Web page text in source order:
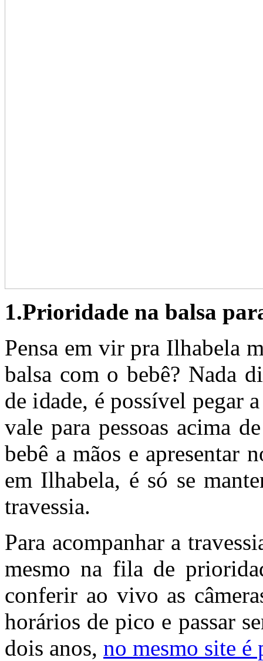
1.Prioridade na balsa
Pensa em vir pra Ilhabela
balsa com o bebê? Nada
de idade, é possível pegar
vale para pessoas acima
bebê a mãos e apresentar
em Ilhabela, é só se
travessia.
Para acompanhar a
mesmo na fila de
conferir ao vivo as
horários de pico e passar
dois anos, no mesmo site é